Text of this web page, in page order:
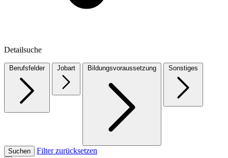
Detailsuche
Berufsfelder Jobart Bildungsvoraussetzung Sonstiges
Suchen Filter zurücksetzen